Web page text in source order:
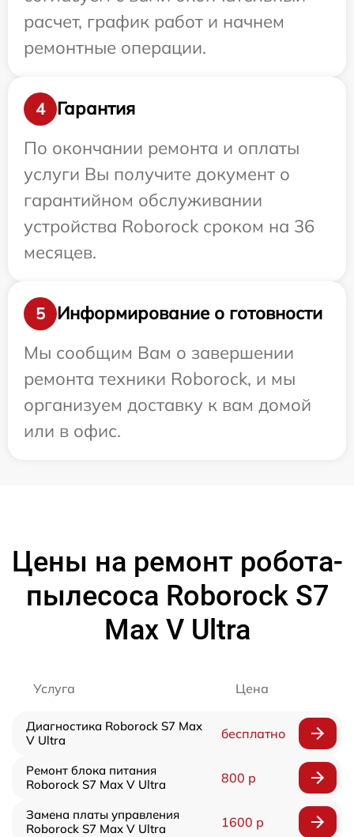
расчет, график работ и начнем
ремонтные операции.
4
Гарантия
По окончании ремонта и оплаты
услуги Вы получите документ о
гарантийном обслуживании
устройства Roborock сроком на 36
месяцев.
5
Информирование о готовности
Мы сообщим Вам о завершении
ремонта техники Roborock, и мы
организуем доставку к вам домой
или в офис.
Цены на ремонт робота-
пылесоса Roborock S7
Max V Ultra
Услуга Цена
Диагностика Roborock S7 Max
V Ultra
бесплатно
Ремонт блока питания
Roborock S7 Max V Ultra
800 р
Замена платы управления
Roborock S7 Max V Ultra
1600 р